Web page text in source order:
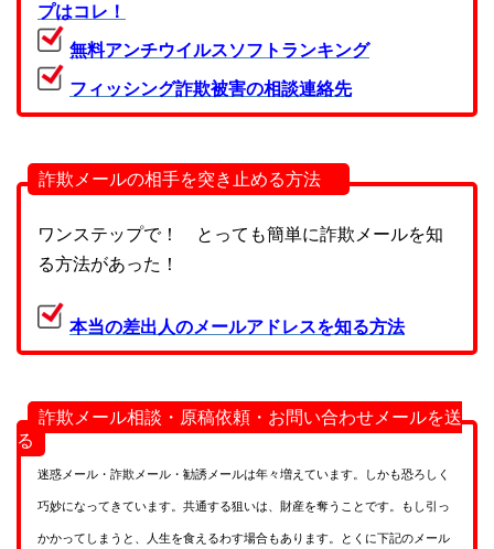
プはコレ！
無料アンチウイルスソフトランキング
フィッシング詐欺被害の相談連絡先
詐欺メールの相手を突き止める方法
ワンステップで！ とっても簡単に詐欺メールを知
る方法があった！
本当の差出人のメールアドレスを知る方法
詐欺メール相談・原稿依頼・お問い合わせメールを送
る
迷惑メール・詐欺メール・勧誘メールは年々増えています。しかも恐ろしく
巧妙になってきています。共通する狙いは、財産を奪うことです。もし引っ
かかってしまうと、人生を食えるわす場合もあります。とくに下記のメール